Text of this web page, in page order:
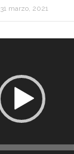
31 marzo, 2021